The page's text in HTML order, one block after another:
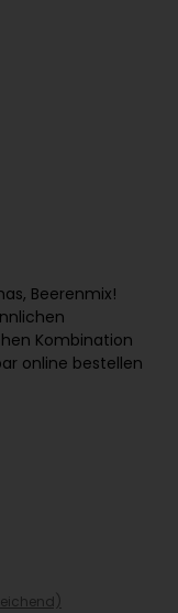
Beerenmix!
Kombination
online bestellen